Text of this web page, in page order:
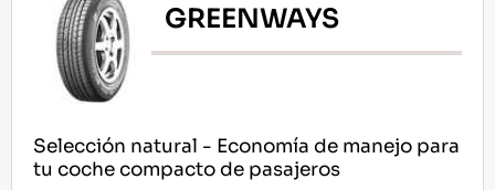
GREENWAYS
Selección natural - Economía de manejo para
tu coche compacto de pasajeros